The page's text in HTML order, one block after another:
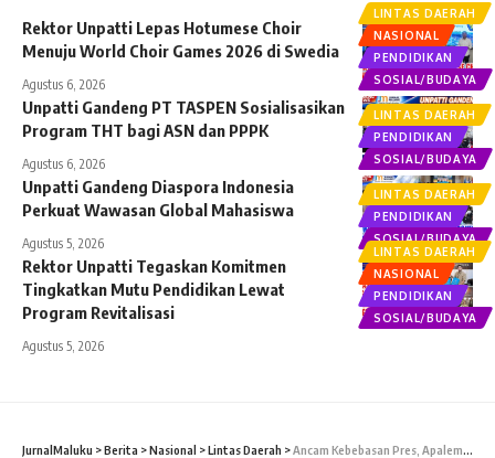
LINTAS DAERAH
NASIONAL
PENDIDIKAN
SOSIAL/BUDAYA
Rektor Unpatti Lepas Hotumese Choir
Menuju World Choir Games 2026 di Swedia
Agustus 6, 2026
LINTAS DAERAH
PENDIDIKAN
SOSIAL/BUDAYA
Unpatti Gandeng PT TASPEN Sosialisasikan
Program THT bagi ASN dan PPPK
Agustus 6, 2026
LINTAS DAERAH
PENDIDIKAN
SOSIAL/BUDAYA
Unpatti Gandeng Diaspora Indonesia
Perkuat Wawasan Global Mahasiswa
Agustus 5, 2026
LINTAS DAERAH
NASIONAL
PENDIDIKAN
SOSIAL/BUDAYA
Rektor Unpatti Tegaskan Komitmen
Tingkatkan Mutu Pendidikan Lewat
Program Revitalisasi
Agustus 5, 2026
JurnalMaluku >Berita >Nasional >Lintas Daerah >Ancam Kebebasan Pres, Apalem Desak Polres Proses Amali